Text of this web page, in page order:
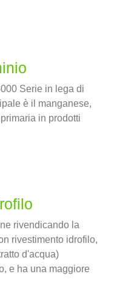
Serie in lega di
è il manganese,
in prodotti
rivendicando la
rivestimento idrofilo,
d'acqua)
e ha una maggiore